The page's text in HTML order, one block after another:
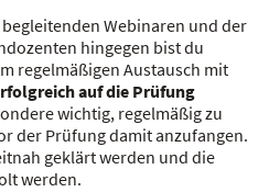
Webinaren und der
hingegen bist du
regelmäßigen Austausch mit
auf die Prüfung
wichtig, regelmäßig zu
der Prüfung damit anzufangen.
geklärt werden und die
werden.